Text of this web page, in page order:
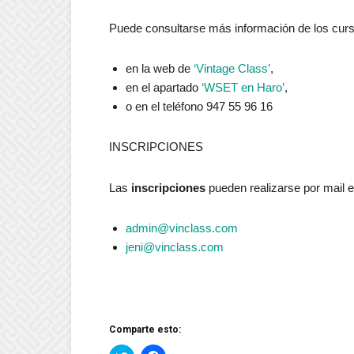
Puede consultarse más información de los
en la web de ‘Vintage Class’,
en el apartado ‘WSET en Haro’,
o en el teléfono 947 55 96 16
INSCRIPCIONES
Las inscripciones pueden realizarse por mail
admin@vinclass.com
jeni@vinclass.com
Comparte esto: